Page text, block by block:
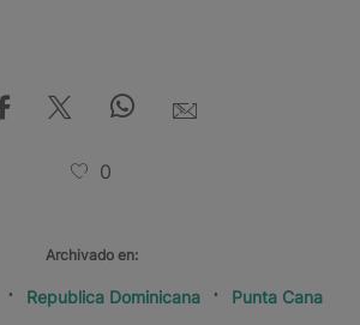
0
Archivado en:
Republica Dominicana Punta Cana